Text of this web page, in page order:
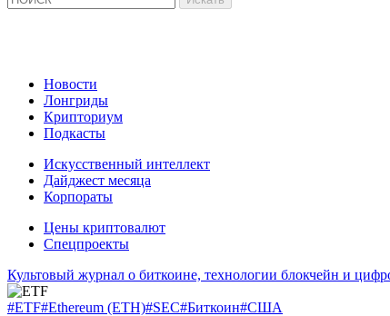
Новости
Лонгриды
Крипториум
Подкасты
Искусственный интеллект
Дайджест месяца
Корпораты
Цены криптовалют
Спецпроекты
Культовый журнал о биткоине, технологии блокчейн и
#ETF#Ethereum (ETH)#SEC#Биткоин#США